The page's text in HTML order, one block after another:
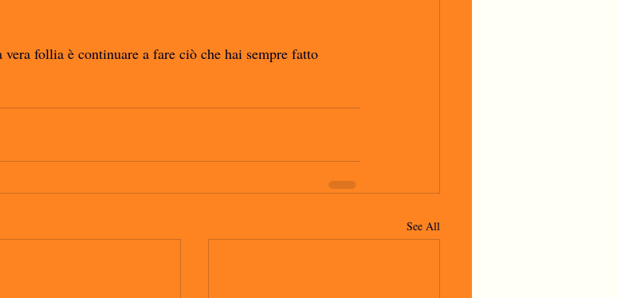
follia è continuare a fare ciò che hai sempre fatto
See All